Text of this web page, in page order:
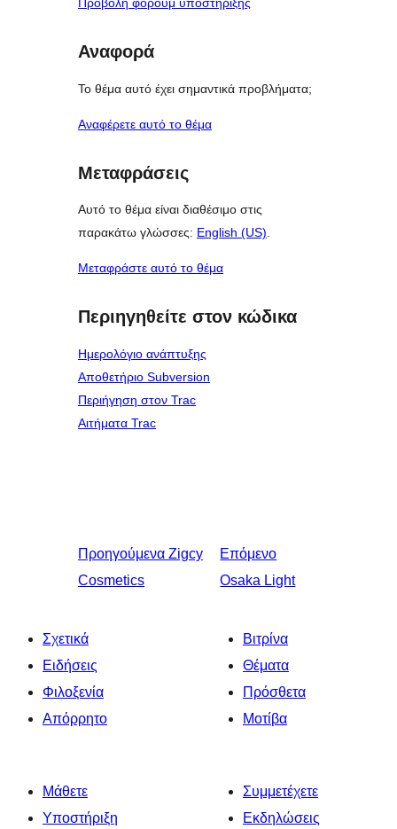
Προβολή φόρουμ υποστήριξης
Αναφορά
Το θέμα αυτό έχει σημαντικά προβλήματα;
Αναφέρετε αυτό το θέμα
Μεταφράσεις
Αυτό το θέμα είναι διαθέσιμο στις
παρακάτω γλώσσες: English (US).
Μεταφράστε αυτό το θέμα
Περιηγηθείτε στον κώδικα
Ημερολόγιο ανάπτυξης
Αποθετήριο Subversion
Περιήγηση στον Trac
Αιτήματα Trac
Προηγούμενα Zigcy
Cosmetics
Επόμενο
Osaka Light
Σχετικά
Ειδήσεις
Φιλοξενία
Απόρρητο
Βιτρίνα
Θέματα
Πρόσθετα
Μοτίβα
Μάθετε
Υποστήριξη
Συμμετέχετε
Εκδηλώσεις